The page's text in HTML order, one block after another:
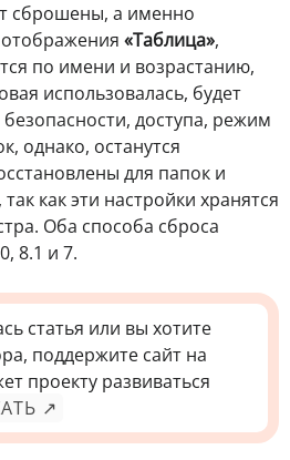
сброшены, а именно
«Таблица»,
по имени и возрастанию,
использовалась, будет
доступа, режим
однако, останутся
для папок и
как эти настройки хранятся
Оба способа сброса
8.1 и 7.
статья или вы хотите
поддержите сайт на
проекту развиваться
↗